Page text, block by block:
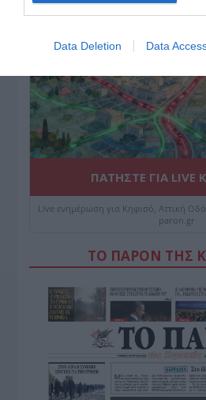
Data Deletion Data
ΠΑΤΗΣΤΕ ΓΙΑ LIVE
Live ενημέρωση για Κηφισό, Αττική
paron.gr
ΤΟ ΠΑΡΟΝ ΤΗΣ